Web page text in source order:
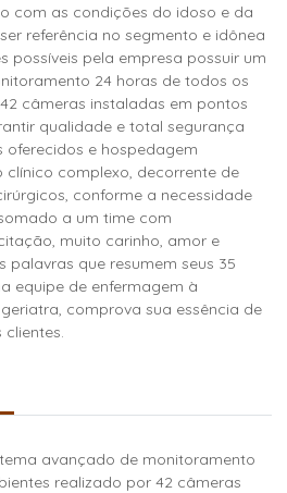
com as condições do idoso e da
referência no segmento e idônea
possíveis pela empresa possuir um
24 horas de todos os
câmeras instaladas em pontos
qualidade e total segurança
oferecidos e hospedagem
complexo, decorrente de
conforme a necessidade
a um time com
muito carinho, amor e
que resumem seus 35
equipe de enfermagem à
comprova sua essência de
avançado de monitoramento
realizado por 42 câmeras